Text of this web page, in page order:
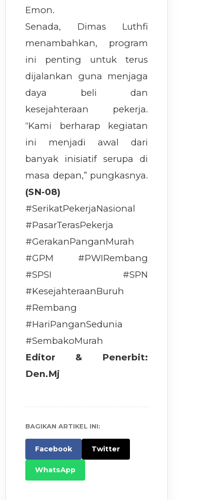
Emon.
Senada, Dimas Luthfi
menambahkan, program
ini penting untuk terus
dijalankan guna menjaga
daya beli dan
kesejahteraan pekerja.
“Kami berharap kegiatan
ini menjadi awal dari
banyak inisiatif serupa di
masa depan,” pungkasnya.
(SN-08)
#SerikatPekerjaNasional
#PasarTerasPekerja
#GerakanPanganMurah
#GPM #PWIRembang
#SPSI #SPN
#KesejahteraanBuruh
#Rembang
#HariPanganSedunia
#SembakoMurah
Editor & Penerbit:
Den.Mj
BAGIKAN ARTIKEL INI:
Facebook Twitter
WhatsApp